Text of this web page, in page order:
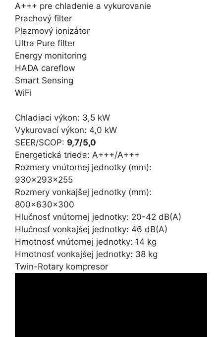
A+++ pre chladenie a vykurovanie
Prachový filter
Plazmový ionizátor
Ultra Pure filter
Energy monitoring
HADA careflow
Smart Sensing
WiFi
Chladiaci výkon: 3,5 kW
Vykurovací výkon: 4,0 kW
SEER/SCOP: 9,7/5,0
Energetická trieda: A+++/A+++
Rozmery vnútornej jednotky (mm):
930x293x255
Rozmery vonkajšej jednotky (mm):
800x630x300
Hlučnosť vnútornej jednotky: 20-42 dB(A)
Hlučnosť vonkajšej jednotky: 46 dB(A)
Hmotnosť vnútornej jednotky: 14 kg
Hmotnosť vonkajšej jednotky: 38 kg
Twin-Rotary kompresor